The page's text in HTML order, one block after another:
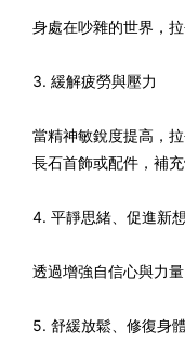
身處在吵雜的世界，
3. 緩解疲勞與壓力
當精神敏銳度提高，
長石首飾或配件，補充
4. 平靜思緒、促進新
透過增強自信心與力
5. 舒緩放鬆、修復身